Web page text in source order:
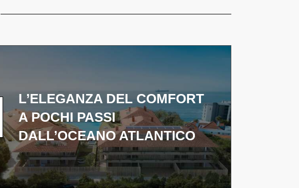
L’ELEGANZA DEL COMFORT
A POCHI PASSI
DALL’OCEANO ATLANTICO